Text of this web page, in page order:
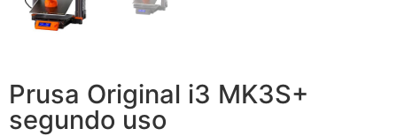
Prusa Original i3 MK3S+
segundo uso